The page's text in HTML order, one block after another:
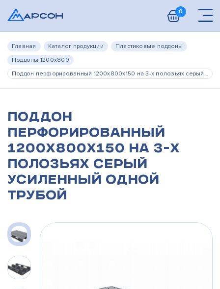
0
Главная Каталог продукции
Пластиковые поддоны
Поддоны 1200х800
Поддон перфорированный 1200x800x150 на 3-х полозьях серый усиленный одной трубой
Поддон
перфорированный
1200x800x150 на 3-х
полозьях серый
усиленный одной
трубой